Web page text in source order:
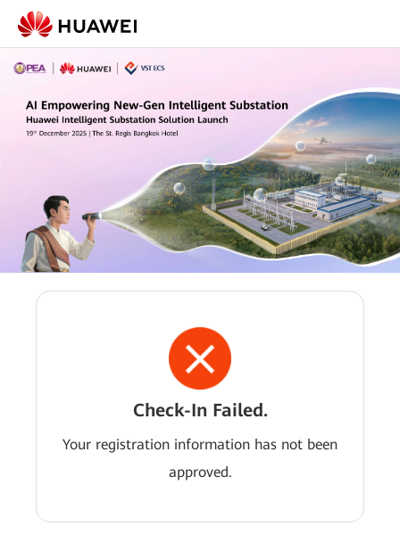
Check-In Failed.
Your registration information has not been
approved.